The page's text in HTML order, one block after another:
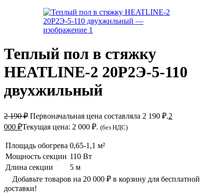
Теплый пол в стяжку
HEATLINE-2 20Р2Э-5-110
двухжильный
2 190₽ Первоначальная цена составляла 2 190 ₽.2
000 ₽Текущая цена: 2 000 ₽. (без НДС)
Площадь обогрева 0,65-1,1 м²
Мощность секции 110 Вт
Длина секции
5 м
Добавьте товаров на 20 000 ₽ в корзину для бесплатной
доставки!